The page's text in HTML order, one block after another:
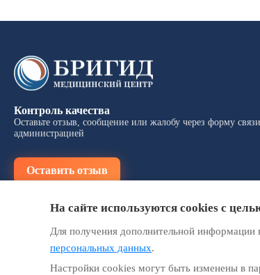
Контроль качества
Оставьте отзыв, сообщение или жалобу через форму
администрацией
Оставить отзыв
На сайте используются cookies с
Для получения дополнительной
персональных данных.
Настройки cookies могут быть изменены в